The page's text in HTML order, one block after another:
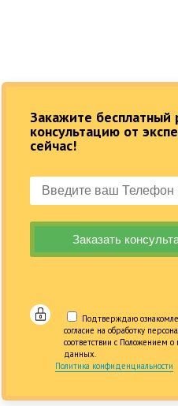
Закажите бесплатный
консультацию от
сейчас!
Подтверждаю
согласие на обработку
соответствии с Положением
данных.
Политика конфиденциальности